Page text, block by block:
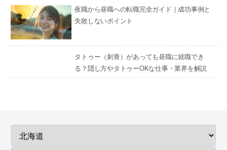
夜職から昼職への転職完全ガイド｜成功事例と
失敗しないポイント
タトゥー（刺青）があっても昼職に就職でき
る？隠し方やタトゥーOKな仕事・業界を解説